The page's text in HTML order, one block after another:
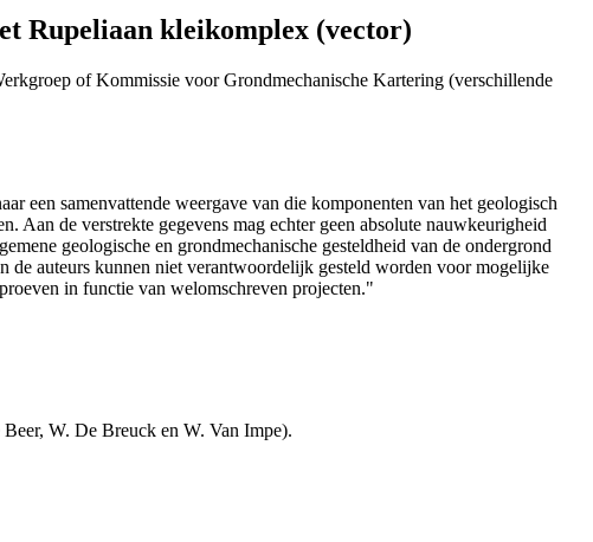
Rupeliaan kleikomplex (vector)
of Kommissie voor Grondmechanische Kartering (verschillende
een samenvattende weergave van die komponenten van het geologisch
de verstrekte gegevens mag echter geen absolute nauwkeurigheid
geologische en grondmechanische gesteldheid van de ondergrond
de auteurs kunnen niet verantwoordelijk gesteld worden voor mogelijke
in functie van welomschreven projecten."
W. De Breuck en W. Van Impe).